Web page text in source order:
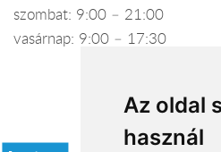
Az oldal
használ
szombat: 9:00 – 21:00
vasárnap: 9:00 – 17:30
Elfogadott